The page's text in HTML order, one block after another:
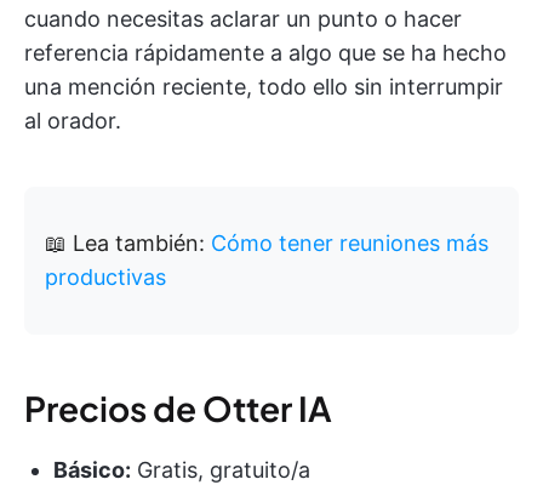
cuando necesitas aclarar un punto o hacer
referencia rápidamente a algo que se ha hecho
una mención reciente, todo ello sin interrumpir
al orador.
📖 Lea también: Cómo tener reuniones más
productivas
Precios de Otter IA
Básico: Gratis, gratuito/a